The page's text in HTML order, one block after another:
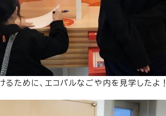
るために、エコパルなごや内を見学したよ！